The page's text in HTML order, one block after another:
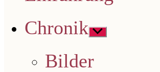
Chronik Untermenü
anzeigen
Bilder